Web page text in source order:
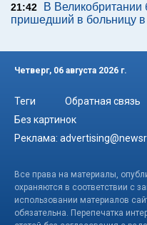
21:42
В
пришедший в больницу в
Четверг, 06 августа 2026 г.
Теги Обратная связь
Без картинок
Реклама:
Все права на материалы,
охраняются в соответствии с
использовании материалов
обязательна. Перепечатка